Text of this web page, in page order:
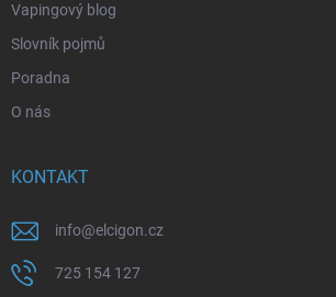
Vapingový blog
Slovník pojmů
Poradna
O nás
KONTAKT
info@elcigon.cz
725 154 127